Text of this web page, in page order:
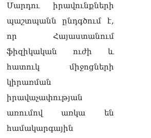
Մարդու իրավունքների
պաշտպանն ընդգծում է,
որ Հայաստանում
ֆիզիկական ուժի և
հատուկ միջոցների
կիրառման
իրավաչափության
առումով առկա են
համակարգային